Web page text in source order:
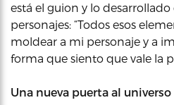
está el guion y lo desarrollado
personajes: “Todos esos
moldear a mi personaje y a
forma que siento que vale la
Una nueva puerta al